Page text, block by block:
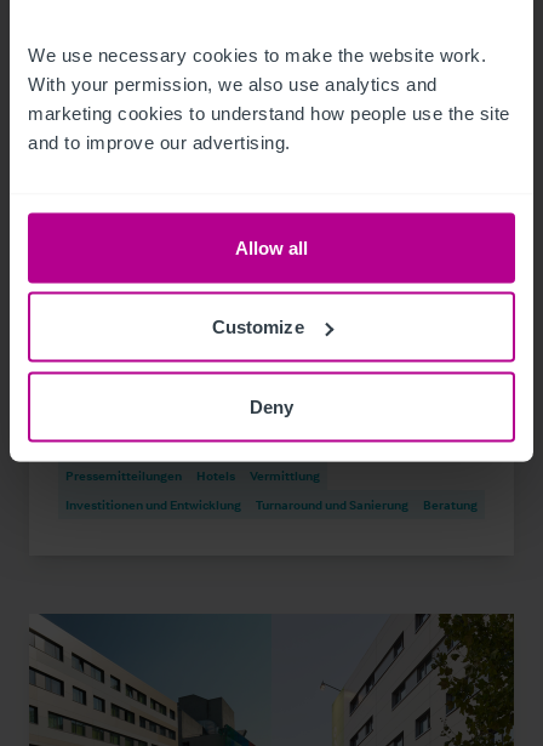
We use necessary cookies to make the website work.
With your permission, we also use analytics and
marketing cookies to understand how people use the site
and to improve our advertising.
Allow all
Customize
Deny
Hotelinvestmentmarkt Österreich:
Pressemitteilungen Hotels
Vermittlung
Investitionen und Entwicklung
Turnaround und Sanierung Beratung